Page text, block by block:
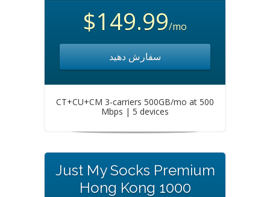
$149.99/mo
سفارش دهید
CT+CU+CM 3-carriers 500GB/mo at 500
Mbps | 5 devices
Just My Socks Premium
Hong Kong 1000